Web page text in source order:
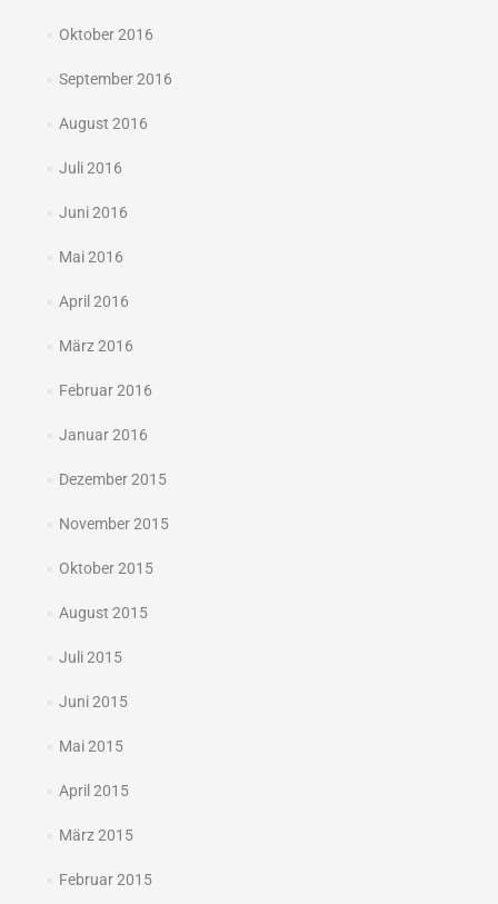
Oktober 2016
September 2016
August 2016
Juli 2016
Juni 2016
Mai 2016
April 2016
März 2016
Februar 2016
Januar 2016
Dezember 2015
November 2015
Oktober 2015
August 2015
Juli 2015
Juni 2015
Mai 2015
April 2015
März 2015
Februar 2015